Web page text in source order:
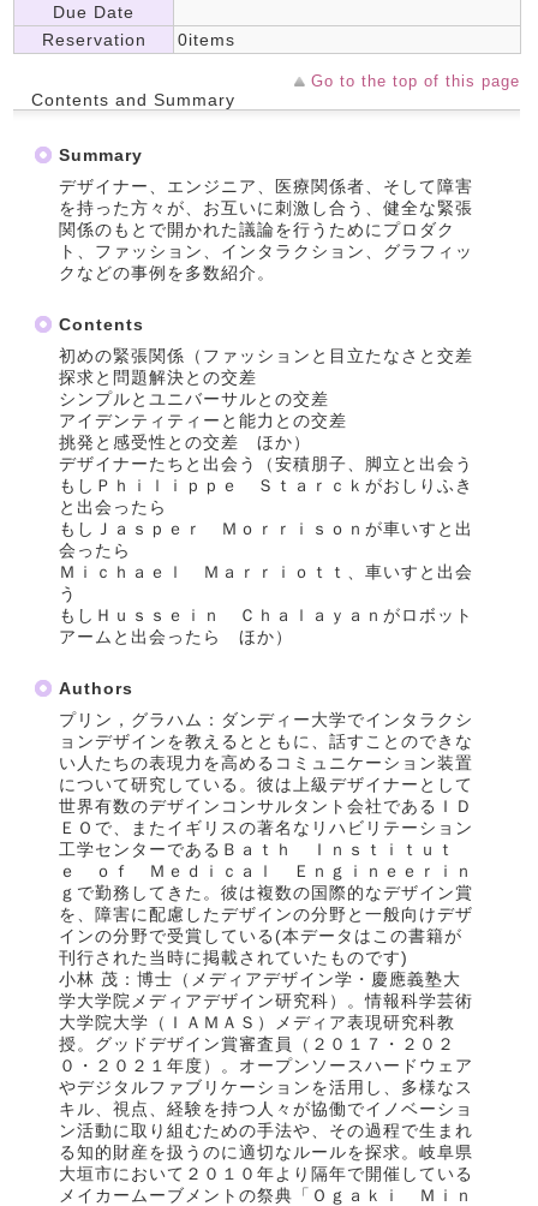
Due Date
Reservation
0items
Go to the top of this page
Contents and Summary
Summary
デザイナー、エンジニア、医療関係者、そして障害
を持った方々が、お互いに刺激し合う、健全な緊張
関係のもとで開かれた議論を行うためにプロダク
ト、ファッション、インタラクション、グラフィッ
クなどの事例を多数紹介。
Contents
初めの緊張関係（ファッションと目立たなさと交差
探求と問題解決との交差
シンプルとユニバーサルとの交差
アイデンティティーと能力との交差
挑発と感受性との交差 ほか）
デザイナーたちと出会う（安積朋子、脚立と出会う
もしＰｈｉｌｉｐｐｅ Ｓｔａｒｃｋがおしりふき
と出会ったら
もしＪａｓｐｅｒ Ｍｏｒｒｉｓｏｎが車いすと出
会ったら
Ｍｉｃｈａｅｌ Ｍａｒｒｉｏｔｔ、車いすと出会
う
もしＨｕｓｓｅｉｎ Ｃｈａｌａｙａｎがロボット
アームと出会ったら ほか）
Authors
プリン，グラハム：ダンディー大学でインタラクシ
ョンデザインを教えるとともに、話すことのできな
い人たちの表現力を高めるコミュニケーション装置
について研究している。彼は上級デザイナーとして
世界有数のデザインコンサルタント会社であるＩＤ
ＥＯで、またイギリスの著名なリハビリテーション
工学センターであるＢａｔｈ Ｉｎｓｔｉｔｕｔ
ｅ ｏｆ Ｍｅｄｉｃａｌ Ｅｎｇｉｎｅｅｒｉｎ
ｇで勤務してきた。彼は複数の国際的なデザイン賞
を、障害に配慮したデザインの分野と一般向けデザ
インの分野で受賞している(本データはこの書籍が
刊行された当時に掲載されていたものです)
小林 茂：博士（メディアデザイン学・慶應義塾大
学大学院メディアデザイン研究科）。情報科学芸術
大学院大学（ＩＡＭＡＳ）メディア表現研究科教
授。グッドデザイン賞審査員（２０１７・２０２
０・２０２１年度）。オープンソースハードウェア
やデジタルファブリケーションを活用し、多様なス
キル、視点、経験を持つ人々が協働でイノベーショ
ン活動に取り組むための手法や、その過程で生まれ
る知的財産を扱うのに適切なルールを探求。岐阜県
大垣市において２０１０年より隔年で開催している
メイカームーブメントの祭典「Ｏｇａｋｉ Ｍｉｎ